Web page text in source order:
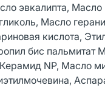
эвкалипта, Масло
Масло
кислота,
бис пальмитат
Керамид NP, Масло